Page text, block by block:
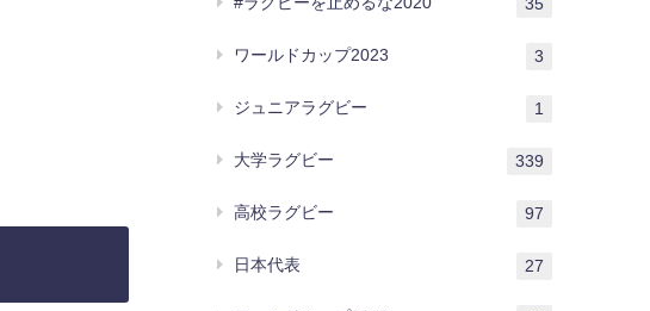
35
ワールドカップ2023 3
ジュニアラグビー 1
大学ラグビー 339
高校ラグビー 97
日本代表 27